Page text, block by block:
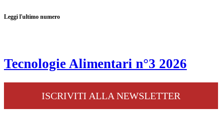
Leggi l'ultimo numero
Tecnologie Alimentari n°3 2026
ISCRIVITI ALLA NEWSLETTER